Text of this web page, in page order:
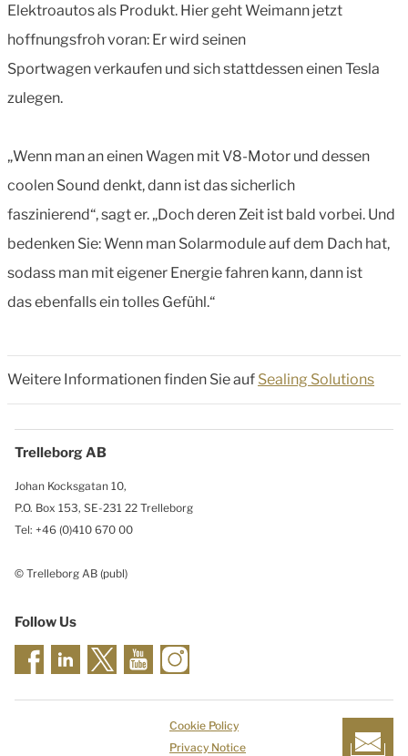
Elektroautos als Produkt. Hier geht Weimann jetzt
hoffnungsfroh voran: Er wird seinen
Sportwagen verkaufen und sich stattdessen einen Tesla
zulegen.
„Wenn man an einen Wagen mit V8-Motor und dessen
coolen Sound denkt, dann ist das sicherlich
faszinierend“, sagt er. „Doch deren Zeit ist bald vorbei. Und
bedenken Sie: Wenn man Solarmodule auf dem Dach hat,
sodass man mit eigener Energie fahren kann, dann ist
das ebenfalls ein tolles Gefühl.“
Weitere Informationen finden Sie auf Sealing Solutions
Trelleborg AB
Johan Kocksgatan 10,
P.O. Box 153, SE-231 22 Trelleborg
Tel: +46 (0)410 670 00
© Trelleborg AB (publ)
Follow Us
Cookie Policy
Privacy Notice